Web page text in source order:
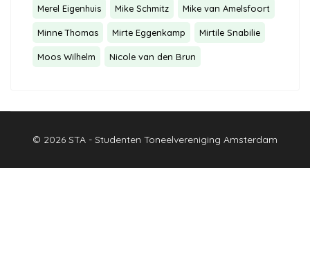
Merel Eigenhuis Mike Schmitz Mike van Amelsfoort
Minne Thomas Mirte Eggenkamp Mirtile Snabilie
Moos Wilhelm Nicole van den Brun
© 2026 STA - Studenten Toneelvereniging Amsterdam